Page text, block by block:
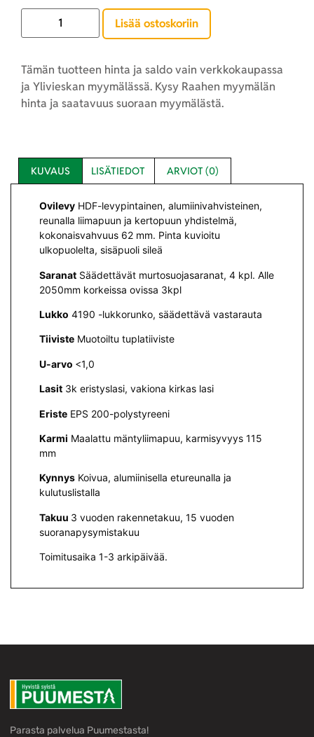
Lisää ostoskoriin
Tämän tuotteen hinta ja saldo vain verkkokaupassa
ja Ylivieskan myymälässä. Kysy Raahen myymälän
hinta ja saatavuus suoraan myymälästä.
KUVAUS LISÄTIEDOT ARVIOT (0)
Ovilevy HDF-levypintainen, alumiinivahvisteinen,
reunalla liimapuun ja kertopuun yhdistelmä,
kokonaisvahvuus 62 mm. Pinta kuvioitu
ulkopuolelta, sisäpuoli sileä
Saranat Säädettävät murtosuojasaranat, 4 kpl. Alle
2050mm korkeissa ovissa 3kpl
Lukko 4190 -lukkorunko, säädettävä vastarauta
Tiiviste Muotoiltu tuplatiiviste
U-arvo <1,0
Lasit 3k eristyslasi, vakiona kirkas lasi
Eriste EPS 200-polystyreeni
Karmi Maalattu mäntyliimapuu, karmisyvyys 115
mm
Kynnys Koivua, alumiinisella etureunalla ja
kulutuslistalla
Takuu 3 vuoden rakennetakuu, 15 vuoden
suoranapysymistakuu
Toimitusaika 1-3 arkipäivää.
Parasta palvelua Puumestasta!